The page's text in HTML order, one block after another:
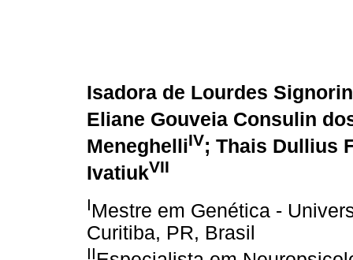
Isadora de Lourdes
Eliane Gouveia Consulin
MeneghelliIV; Thais Dullius
IvatiukVII
IMestre em Genética -
Curitiba, PR, Brasil
II